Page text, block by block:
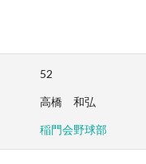
52
高橋 和弘
稲門会野球部